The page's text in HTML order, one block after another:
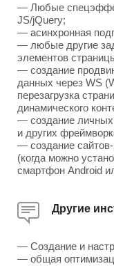
— Любые
JS/jQuery;
— асинхронная
— любые другие
элементов
— создание
данных через WS
перезагрузка
динамического
— создание личных
и других
— создание
(когда можно
смартфон Android
Другие
— Создание и
— общая